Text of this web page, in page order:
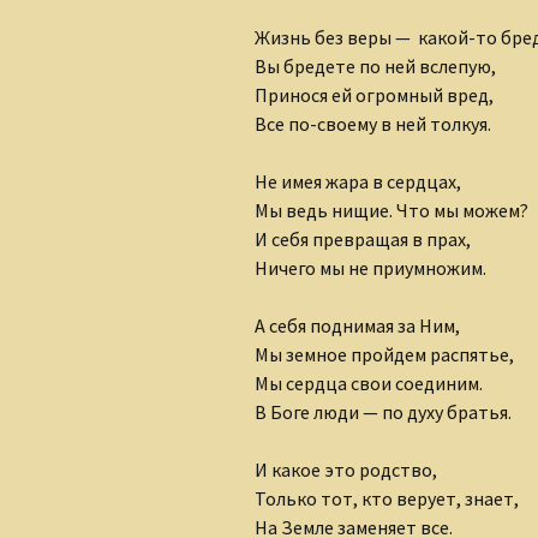
Лидия Шишкина
Ольга Грибанова
Николаюс Пузаковас
Наталия Бурман
Наталья Бычкова
Олег Бобров
Жизнь без веры — какой-то
Вы бредете по ней вслепую,
Принося ей огромный вред,
Все по-своему в ней толкуя.
Не имея жара в сердцах,
Мы ведь нищие. Что мы можем?
И себя превращая в прах,
Ничего мы не приумножим.
А себя поднимая за Ним,
Мы земное пройдем распятье,
Мы сердца свои соединим.
В Боге люди — по духу братья.
И какое это родство,
Только тот, кто верует, знает,
На Земле заменяет все.